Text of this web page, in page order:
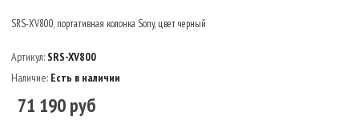
SRS-XV800, портативная колонка Sony, цвет черный
Артикул: SRS-XV800
Наличие: Есть в наличии
71 190 руб